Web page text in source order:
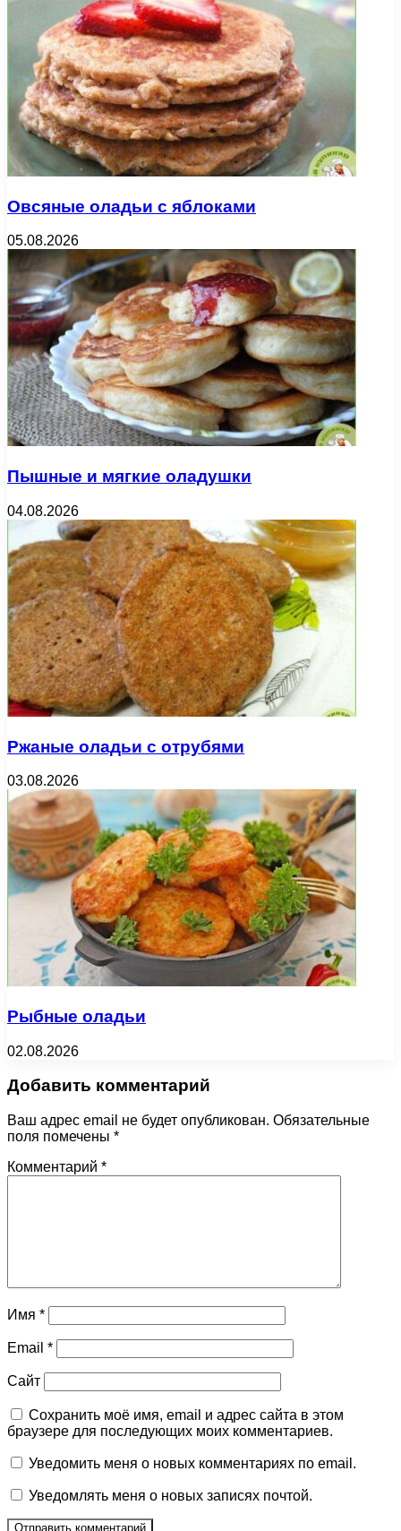
Овсяные оладьи с яблоками
05.08.2026
Пышные и мягкие оладушки
04.08.2026
Ржаные оладьи с отрубями
03.08.2026
Рыбные оладьи
02.08.2026
Добавить комментарий
Ваш адрес email не будет опубликован. Обязательные
поля помечены *
Комментарий *
Имя *
Email *
Сайт
Сохранить моё имя, email и адрес сайта в этом
браузере для последующих моих комментариев.
Уведомить меня о новых комментариях по email.
Уведомлять меня о новых записях почтой.